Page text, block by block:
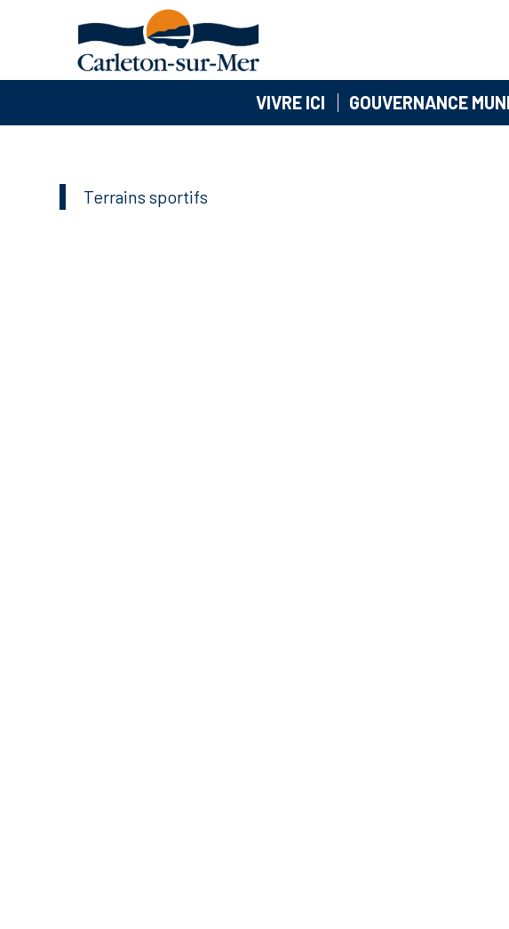
VIVRE ICI GOUVERNANCE
Terrains sportifs